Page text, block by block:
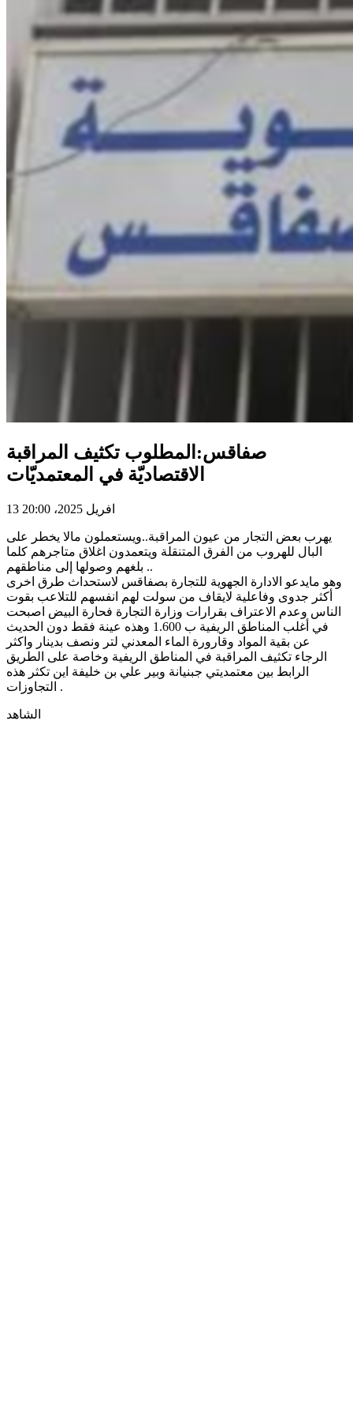
صفاقس:المطلوب تكثيف المراقبة
الاقتصاديّة في المعتمديّات
13 افريل 2025، 20:00
يهرب بعض التجار من عيون المراقبة..ويستعملون مالا يخطر على
البال للهروب من الفرق المتنقلة ويتعمدون اغلاق متاجرهم كلما
بلغهم وصولها إلى مناطقهم ..
وهو مايدعو الادارة الجهوية للتجارة بصفاقس لاستحداث طرق اخرى
أكثر جدوى وفاعلية لايقاف من سولت لهم انفسهم للتلاعب بقوت
الناس وعدم الاعتراف بقرارات وزارة التجارة فحارة البيض اصبحت
في أغلب المناطق الريفية ب 1.600 وهذه عينة فقط دون الحديث
عن بقية المواد وقارورة الماء المعدني لتر ونصف بدينار واكثر
الرجاء تكثيف المراقبة في المناطق الريفية وخاصة على الطريق
الرابط بين معتمديتي جبنيانة وبير علي بن خليفة اين تكثر هذه
التجاوزات .
الشاهد